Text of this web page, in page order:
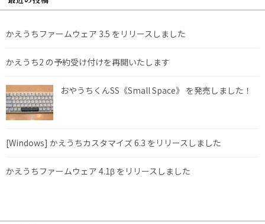
かえうちファームウェア 3.5 をリリースしました
かえうち2 の予約受け付けを再開いたします
おやうちくんSS《Small Space》 を発売しました！
[Windows] かえうちカスタマイズ 6.3 をリリースしました
かえうちファームウェア 4.1β をリリースしました